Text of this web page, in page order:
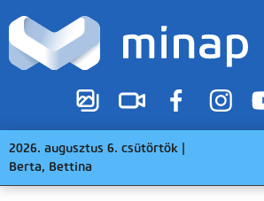
2026. augusztus 6. csütörtök |
Berta, Bettina